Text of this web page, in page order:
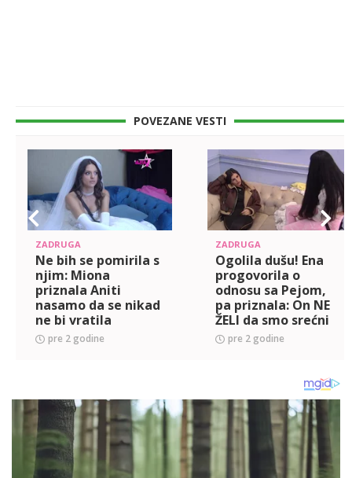
POVEZANE VESTI
ZADRUGA
Ne bih se pomirila s
njim: Miona
priznala Aniti
nasamo da se nikad
ne bi vratila
Krofaku! (VIDEO)
pre 2 godine
ZADRUGA
Ogolila dušu! Ena
progovorila o
odnosu sa Pejom,
pa priznala: On NE
ŽELI da smo srećni
(VIDEO)
pre 2 godine